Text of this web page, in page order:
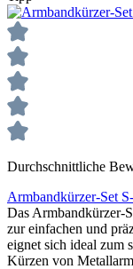
Durchschnittliche
Armbandkürzer-Set
Das Armbandkürzer-
zur einfachen und
eignet sich ideal zum
Kürzen von